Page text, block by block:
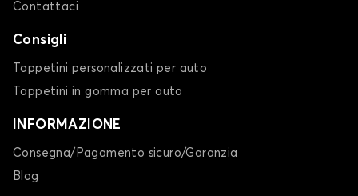
Contattaci
Consigli
Tappetini personalizzati per auto
Tappetini in gomma per auto
INFORMAZIONE
Consegna/Pagamento sicuro/Garanzia
Blog